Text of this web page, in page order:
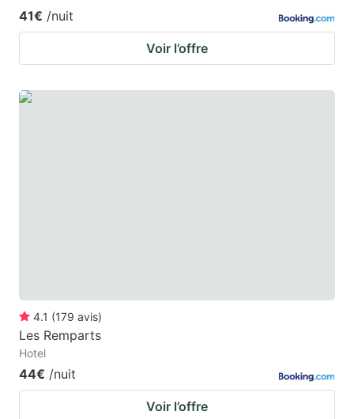
41€ /nuit
Voir l’offre
4.1 (179 avis)
Les Remparts
Hotel
44€ /nuit
Voir l’offre